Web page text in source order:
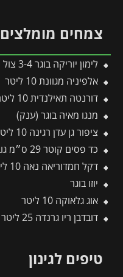
צמחים מומלצים
לימון יוריקה בוגר 3-4 צול
אלפיניה מגוונת 10 ליטר
דורנטה תאילנדית 10 ליטר
מנגו מאיה בוגר (ענק)
ציפור גן עדן רגינה 10 ליטר 2 יציאות
כד פסים קוטר 29 ס״מ גובה 29 ס״מ אפור בהיר
דקל חמדוריאה נאה 10 ליטר
יוזו בוגר
אוג גלאוקה 10 ליטר
דובדבן ריו גרנדה 25 ליטר עד 1 צול
טיפים לגינון